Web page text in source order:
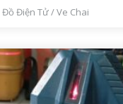
Đồ Điện Tử/Ve Chai